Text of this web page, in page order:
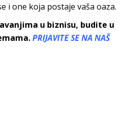
i one koja postaje vaša oaza.
u biznisu, budite u
PRIJAVITE SE NA NAŠ